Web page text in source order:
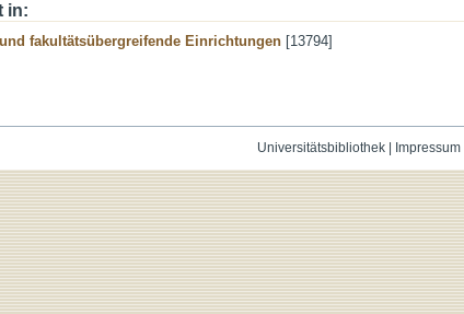
in:
fakultätsübergreifende Einrichtungen [13794]
Universitätsbibliothek| Impressum|